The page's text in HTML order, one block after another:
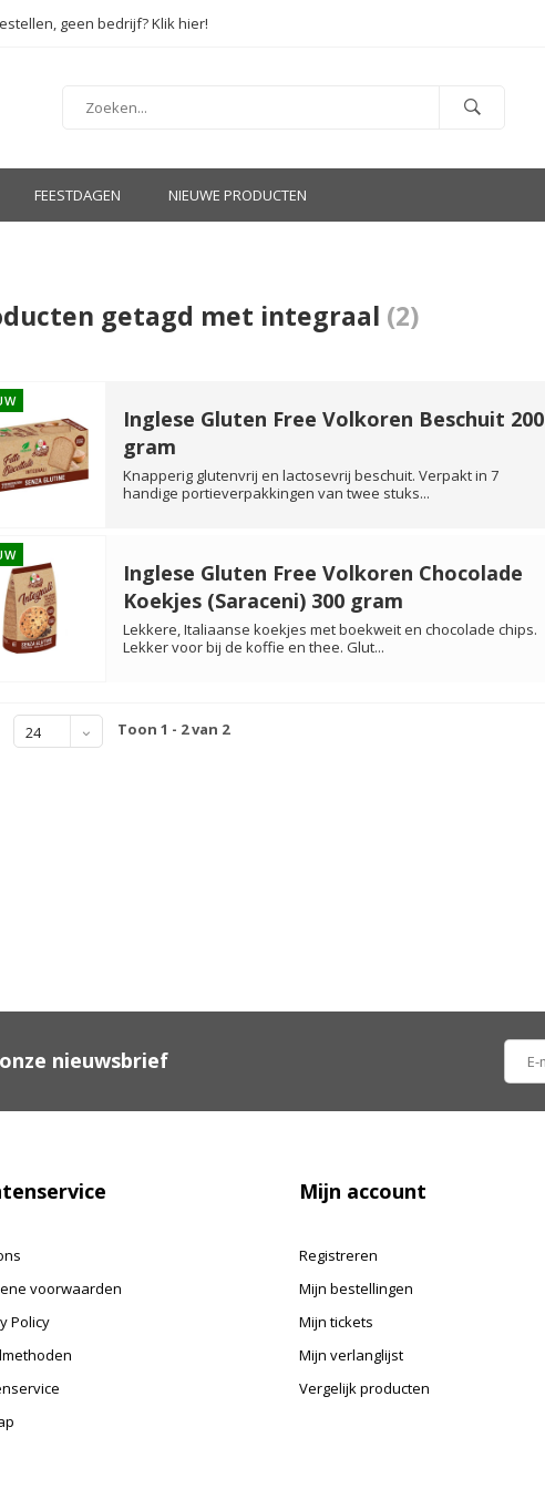
geen bedrijf? Klik hier!
FEESTDAGEN NIEUWE PRODUCTEN
getagd met integraal (2)
Inglese Gluten Free Volkoren Beschuit 200
gram
Knapperig glutenvrij en lactosevrij beschuit. Verpakt in 7
handige portieverpakkingen van twee stuks...
Inglese Gluten Free Volkoren Chocolade
Koekjes (Saraceni) 300 gram
Lekkere, Italiaanse koekjes met boekweit en chocolade chips.
Lekker voor bij de koffie en thee. Glut...
24 Toon 1 - 2 van 2
nieuwsbrief
voorwaarden
Policy
Mijn account
Registreren
Mijn bestellingen
Mijn tickets
Mijn verlanglijst
Vergelijk producten